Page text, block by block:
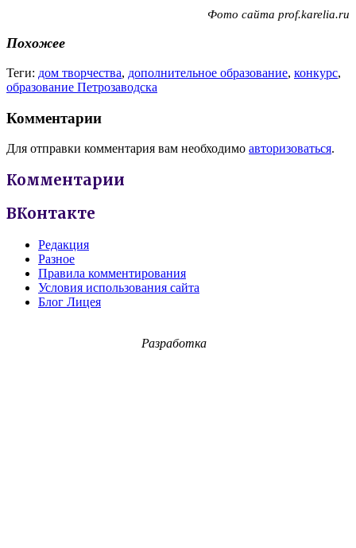
Фото сайта prof.karelia.ru
Похожее
Теги: дом творчества, дополнительное образование, конкурс,
образование Петрозаводска
Комментарии
Для отправки комментария вам необходимо авторизоваться.
Комментарии
ВКонтакте
Редакция
Разное
Правила комментирования
Условия использования сайта
Блог Лицея
Разработка